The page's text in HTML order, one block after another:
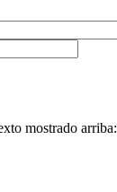
mostrado arriba: